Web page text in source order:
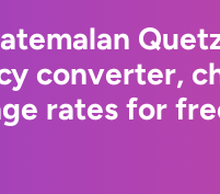
converter,
rates for